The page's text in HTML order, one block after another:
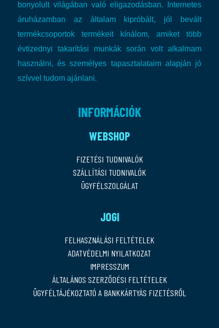
bonyolult világában való eligazodásban.
Internetes
áruházamban az általam kipróbált, jól bevált
termékcsoportok termékeit kínálom, amiket több
évtizednyi takarítási munkák során volt alkalmam
használni, és személyes tapasztalataim alapján jó
szívvel tudom ajánlani.
INFORMÁCIÓK
WEBSHOP
FIZETÉSI TUDNIVALÓK
SZÁLLÍTÁSI TUDNIVALÓK
ÜGYFÉLSZOLGÁLAT
JOGI
FELHASZNÁLÁSI FELTÉTELEK
ADATVÉDELMI NYILATKOZAT
IMPRESSZUM
ÁLTALÁNOS SZERZŐDÉSI FELTÉTELEK
ÜGYFÉLTÁJÉKOZTATÓ A BANKKÁRTYÁS FIZETÉSRŐL